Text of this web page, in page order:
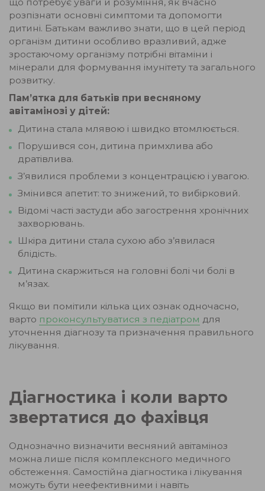
розпізнати основні симптоми та допомогти
дитині. Батькам важливо знати, що в цей період
організм дитини особливо вразливий, адже
зростаючому організму потрібні вітаміни і
мінерали для формування імунітету та загального
розвитку.
Пам’ятка для батьків при весняному
авітамінозі у дітей:
Дитина стала млявою і швидко втомлюється.
Порушився сон, дитина примхлива або
дратівлива.
З’явилися проблеми з концентрацією і увагою.
Змінився апетит: то знижений, то вибірковий.
Відомі часті застуди або загострення хронічних
захворювань.
Шкіра дитини стала сухою або з’явилася
блідість.
Дитина скаржиться на головні болі чи болі в
м’язах.
Якщо ви помітили кілька цих ознак одночасно,
варто проконсультуватися з педіатром для
уточнення діагнозу та призначення правильного
лікування.
Діагностика і коли варто
звертатися до фахівця
Однозначно визначити весняний авітаміноз
можна лише після комплексного медичного
обстеження. Самостійна діагностика і лікування
можуть бути неефективними і навіть